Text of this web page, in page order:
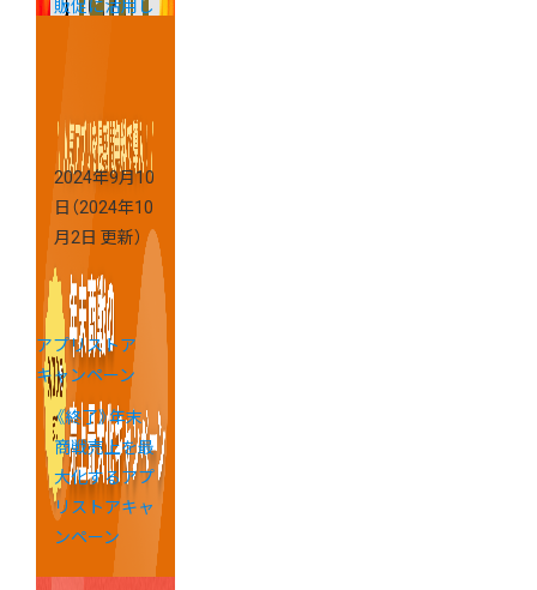
販促に活用し
2024年9月10
日 （2024年10
月2日 更新）
アプリストア
キャンペーン
《終了》年末
商戦売上を最
大化するアプ
リストアキャ
ンペーン